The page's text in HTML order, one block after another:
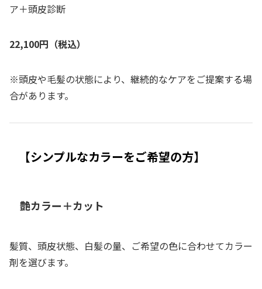
ア＋頭皮診断
22,100円（税込）
※頭皮や毛髪の状態により、継続的なケアをご提案する場
合があります。
【シンプルなカラーをご希望の方】
艶カラー＋カット
髪質、頭皮状態、白髪の量、ご希望の色に合わせてカラー
剤を選びます。